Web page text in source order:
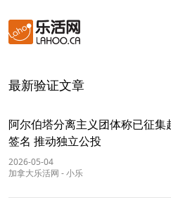
最新验证文章
阿尔伯塔分离主义团体称已征集
签名 推动独立公投
2026-05-04
加拿大乐活网 -小乐